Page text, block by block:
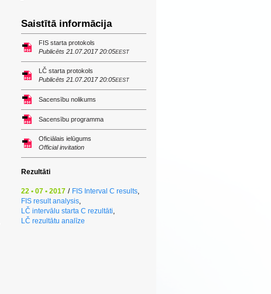
Saistītā informācija
FIS starta protokols
Publicēts 21.07.2017 20:05EEST
LČ starta protokols
Publicēts 21.07.2017 20:05EEST
Sacensību nolikums
Sacensību programma
Oficiālais ielūgums
Official invitation
Rezultāti
22 • 07 • 2017 / FIS Interval C results,
FIS result analysis,
LČ intervālu starta C rezultāti,
LČ rezultātu analīze